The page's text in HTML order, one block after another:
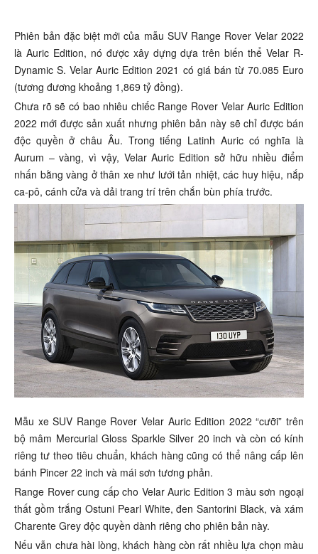
Phiên bản đặc biệt mới của mẫu SUV Range Rover Velar 2022
là Auric Edition, nó được xây dựng dựa trên biến thể Velar R-
Dynamic S. Velar Auric Edition 2021 có giá bán từ 70.085 Euro
(tương đương khoảng 1,869 tỷ đồng).
Chưa rõ sẽ có bao nhiêu chiếc Range Rover Velar Auric Edition
2022 mới được sản xuất nhưng phiên bản này sẽ chỉ được bán
độc quyền ở châu Âu. Trong tiếng Latinh Auric có nghĩa là
Aurum – vàng, vì vậy, Velar Auric Edition sở hữu nhiều điểm
nhấn bằng vàng ở thân xe như lưới tản nhiệt, các huy hiệu, nắp
ca-pô, cánh cửa và dải trang trí trên chắn bùn phía trước.
Mẫu xe SUV Range Rover Velar Auric Edition 2022 “cưỡi” trên
bộ mâm Mercurial Gloss Sparkle Silver 20 inch và còn có kính
riêng tư theo tiêu chuẩn, khách hàng cũng có thể nâng cấp lên
bánh Pincer 22 inch và mái sơn tương phản.
Range Rover cung cấp cho Velar Auric Edition 3 màu sơn ngoại
thất gồm trắng Ostuni Pearl White, đen Santorini Black, và xám
Charente Grey độc quyền dành riêng cho phiên bản này.
Nếu vẫn chưa hài lòng, khách hàng còn rất nhiều lựa chọn màu